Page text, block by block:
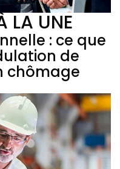
LA UNE
: ce que
de
chômage